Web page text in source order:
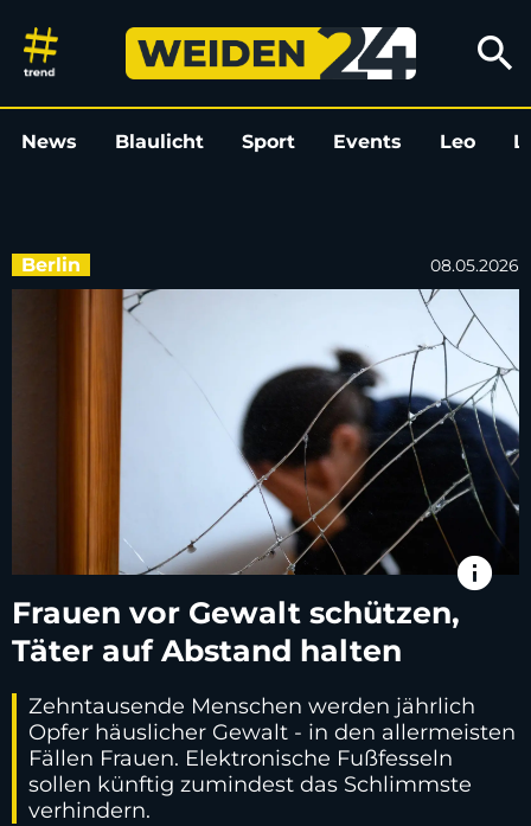
Frauen vor Gewalt schützen,
search
News Blaulicht Sport Events Leo
Berlin 08.05.2026
info
Frauen vor Gewalt schützen,
Täter auf Abstand halten
Zehntausende Menschen werden jährlich
Opfer häuslicher Gewalt - in den allermeisten
Fällen Frauen. Elektronische Fußfesseln
sollen künftig zumindest das Schlimmste
verhindern.